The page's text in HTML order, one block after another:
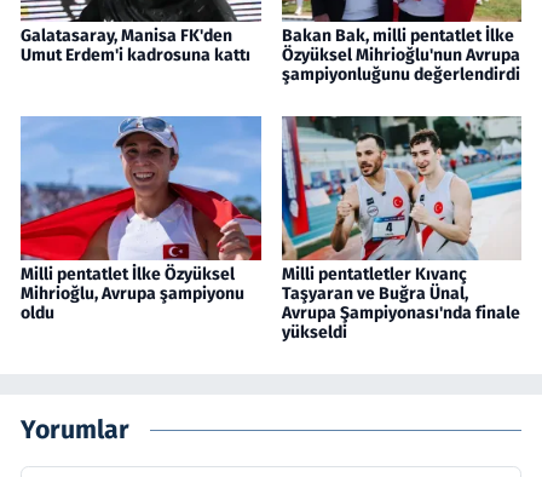
Galatasaray, Manisa FK'den
Umut Erdem'i kadrosuna kattı
Bakan Bak, milli pentatlet İlke
Özyüksel Mihrioğlu'nun Avrupa
şampiyonluğunu değerlendirdi
Milli pentatlet İlke Özyüksel
Mihrioğlu, Avrupa şampiyonu
oldu
Milli pentatletler Kıvanç
Taşyaran ve Buğra Ünal,
Avrupa Şampiyonası'nda finale
yükseldi
Yorumlar